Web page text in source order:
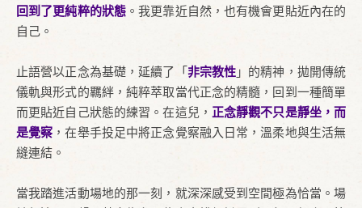
回到了更純粹的狀態 。我更靠近自然，也有機會更貼近內在的
自己。
止語營以正念為基礎，延續了「 非宗教性 」的精神，拋開傳統
儀軌與形式的羈絆，純粹萃取當代正念的精髓，回到一種簡單
而更貼近自己狀態的練習。在這兒， 正念靜觀不只是靜坐，而
是覺察 ，在舉手投足中將正念覺察融入日常，溫柔地與生活無
縫連結。
當我踏進活動場地的那一刻，就深深感受到空間極為恰當。場